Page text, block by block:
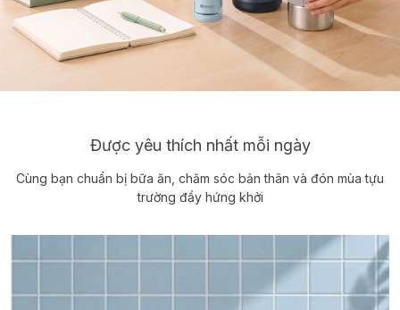
Được yêu thích nhất mỗi ngày
Cùng bạn chuẩn bị bữa ăn, chăm sóc bản thân và đón mùa tựu
trường đầy hứng khởi